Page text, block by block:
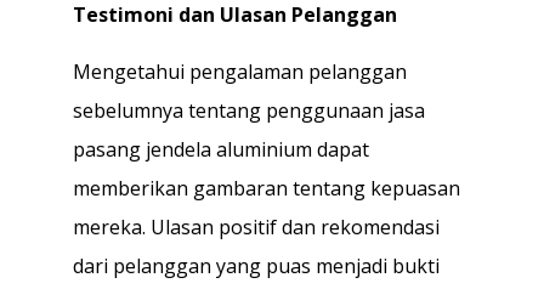
Testimoni dan Ulasan Pelanggan
Mengetahui pengalaman pelanggan
sebelumnya tentang penggunaan jasa
pasang jendela aluminium dapat
memberikan gambaran tentang kepuasan
mereka. Ulasan positif dan rekomendasi
dari pelanggan yang puas menjadi bukti